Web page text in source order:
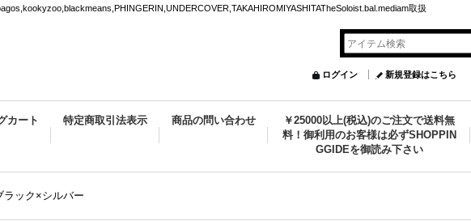
取扱
ログイン 新規登録はこちら
カート 特定商取引法表示 商品の問い合わせ
￥25000以上(税込)のご注文で送料無
料！御利用のお客様は必ずSHOPPIN
GGIDEを御読み下さい
ラック×シルバー